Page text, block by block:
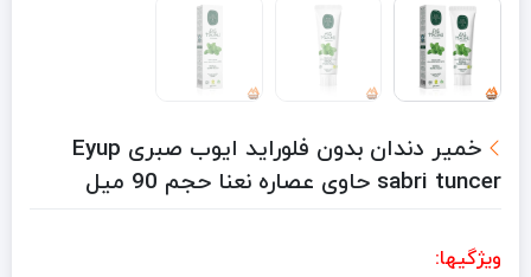
خمیر دندان بدون فلوراید ایوب صبری Eyup
sabri tuncer حاوی عصاره نعنا حجم 90 میل
ویژگیها: